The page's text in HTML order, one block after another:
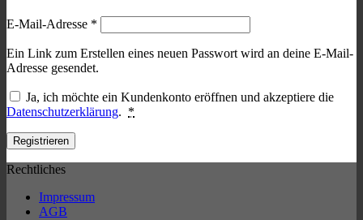
E-Mail-Adresse *
Ein Link zum Erstellen eines neuen Passwort wird an deine E-Mail-
Adresse gesendet.
Ja, ich möchte ein Kundenkonto eröffnen und akzeptiere die
Datenschutzerklärung. *
Registrieren
Rechtliches
Impressum
AGB